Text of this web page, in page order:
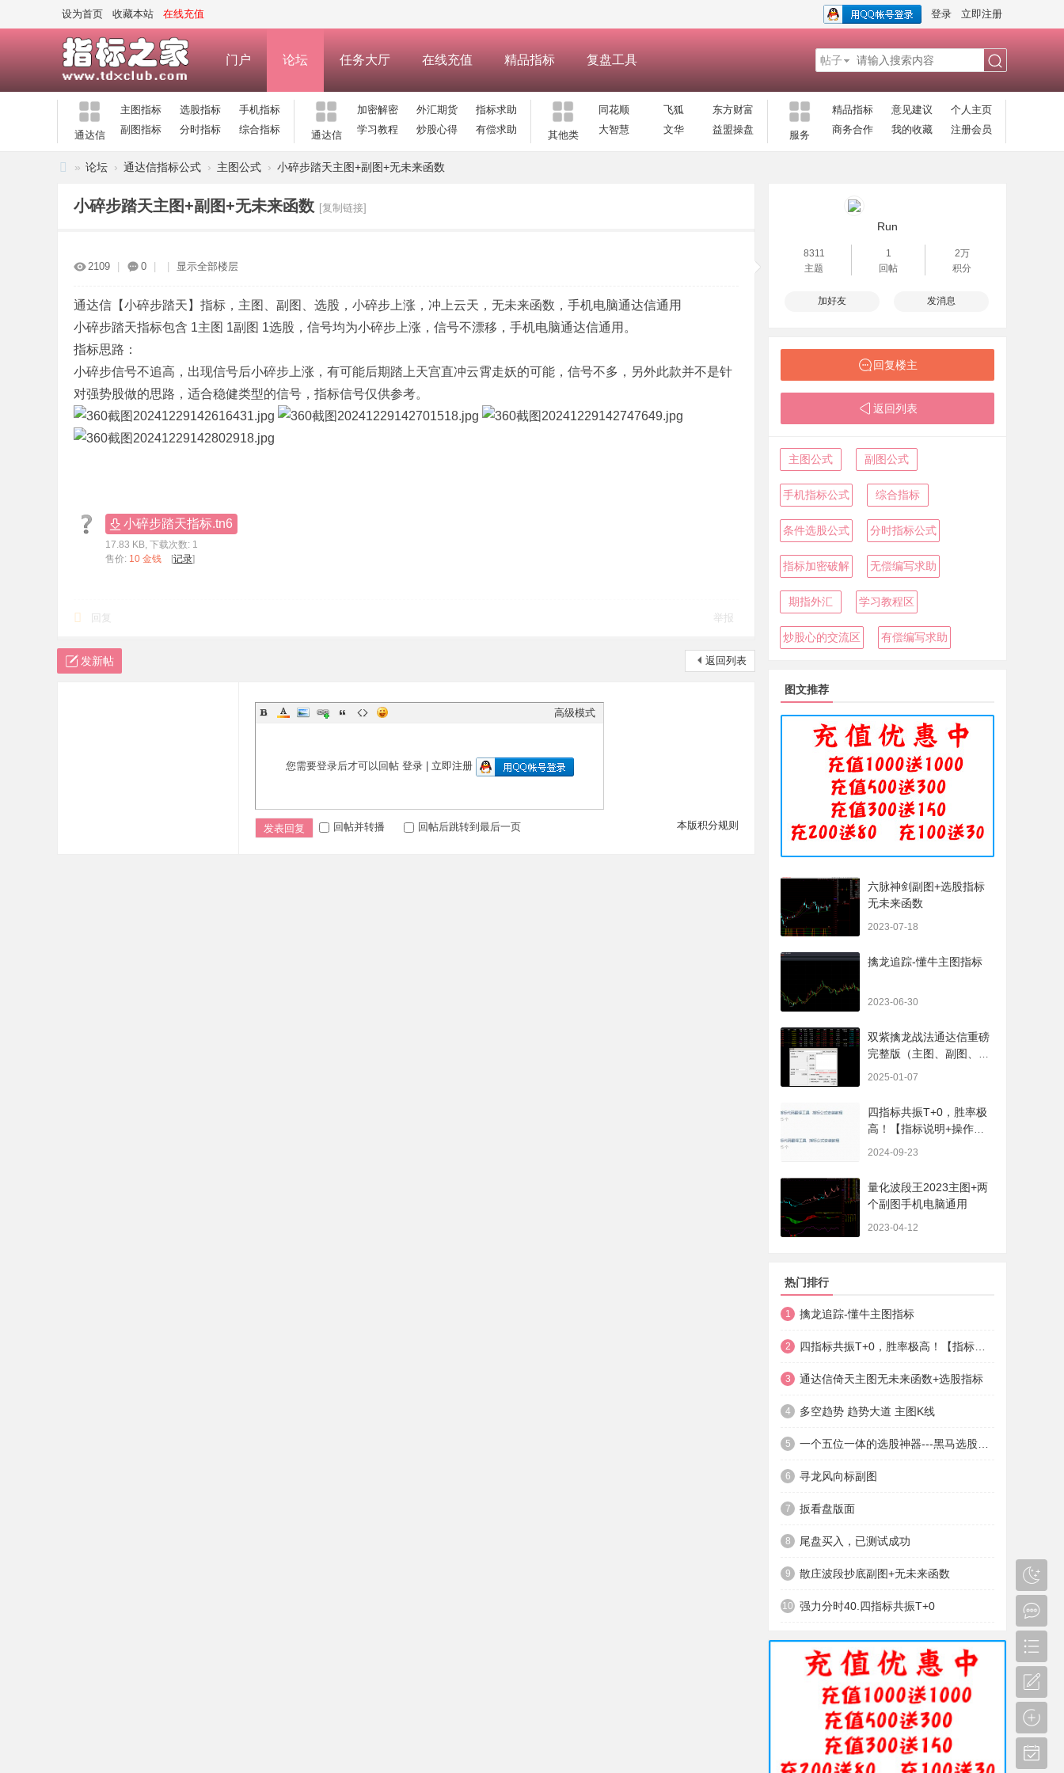
设为首页 收藏本站 在线充值 登录 立即注册
门户 论坛 任务大厅 在线充值 精品指标 复盘工具 帖子
通达信
主图指标 选股指标
手机指标
副图指标
分时指标 综合指标 通达信
加密解密 外汇期货
指标求助
学习教程
炒股心得 有偿求助 其他类
同花顺 飞狐
东方财富
大智慧
文华 益盟操盘 服务
精品指标 意见建议
个人主页
商务合作
我的收藏 注册会员
网
» 论坛 › 通达信指标公式 › 主图公式 › 小碎步踏天主图+副图+无未来函数
小碎步踏天主图+副图+无未来函数 [复制链接]
2109 0 显示全部楼层
通达信【小碎步踏天】指标，主图、副图、选股，小碎步上涨，冲上云天，无未来函数，手机电脑通达信通用
小碎步踏天指标包含 1主图 1副图 1选股，信号均为小碎步上涨，信号不漂移，手机电脑通达信通用。
指标思路：
小碎步信号不追高，出现信号后小碎步上涨，有可能后期踏上天宫直冲云霄走妖的可能，信号不多，另外此款并不是针
对强势股做的思路，适合稳健类型的信号，指标信号仅供参考。
小碎步踏天指标.tn6
17.83 KB, 下载次数: 1
售价: 10 金钱 [记录]
回复 举报
返回列表
发新帖
高级模式
您需要登录后才可以回帖 登录| 立即注册
本版积分规则
发表回复 回帖并转播 回帖后跳转到最后一页
Run
8311
主题
1
回帖
2万
积分
加好友 发消息
回复楼主
返回列表
主图公式 副图公式
手机指标公式 综合指标
条件选股公式 分时指标公式
指标加密破解 无偿编写求助
期指外汇 学习教程区
炒股心的交流区 有偿编写求助
图文推荐
六脉神剑副图+选股指标
无未来函数
2023-07-18
擒龙追踪-懂牛主图指标
2023-06-30
双紫擒龙战法通达信重磅
完整版（主图、副图、排
2025-01-07
四指标共振T+0，胜率极
高！【指标说明+操作方
2024-09-23
量化波段王2023主图+两
个副图手机电脑通用
2023-04-12
热门排行
1 擒龙追踪-懂牛主图指标
2
3 通达信倚天主图无未来函数+选股指标
4 多空趋势 趋势大道 主图K线
5
6 寻龙风向标副图
7 扳看盘版面
8 尾盘买入，已测试成功
9 散庄波段抄底副图+无未来函数
10 强力分时40.四指标共振T+0